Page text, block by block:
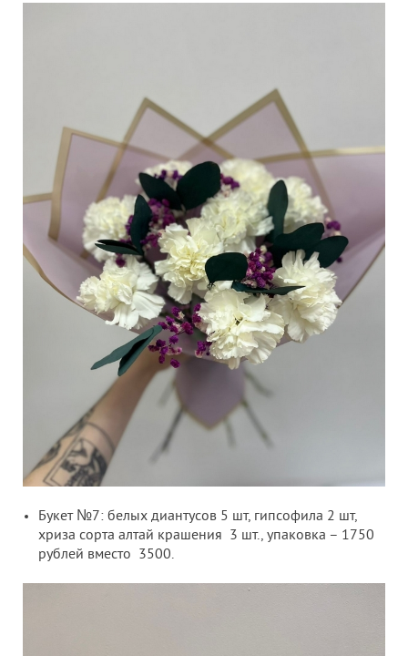
Букет №7: белых диантусов 5 шт, гипсофила 2 шт,
хриза сорта алтай крашения 3 шт., упаковка – 1750
рублей вместо 3500.